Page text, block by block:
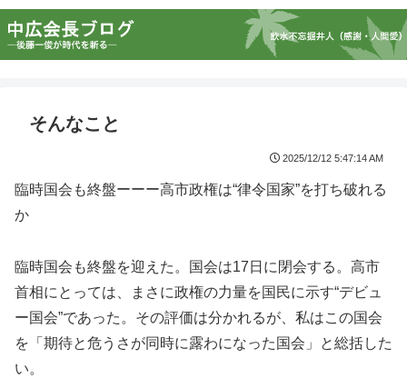
そんなこと
2025/12/12 5:47:14 AM
臨時国会も終盤ーーー高市政権は“律令国家”を打ち破れる
か
臨時国会も終盤を迎えた。国会は17日に閉会する。高市
首相にとっては、まさに政権の力量を国民に示す“デビュ
ー国会”であった。その評価は分かれるが、私はこの国会
を「期待と危うさが同時に露わになった国会」と総括した
い。